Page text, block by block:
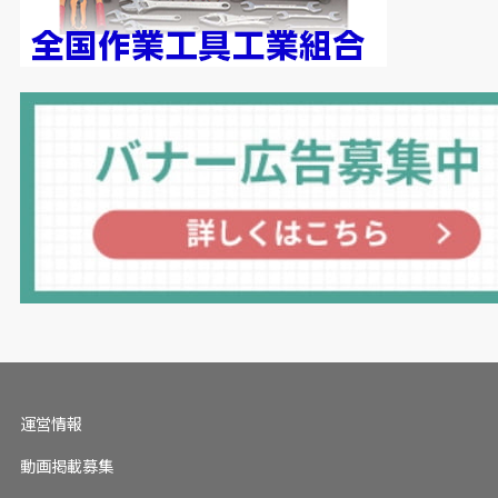
運営情報
動画掲載募集